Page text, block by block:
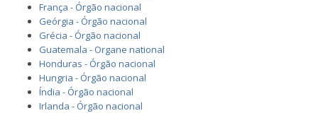
França - Órgão nacional
Geórgia - Órgão nacional
Grécia - Órgão nacional
Guatemala - Organe national
Honduras - Órgão nacional
Hungria - Órgão nacional
Índia - Órgão nacional
Irlanda - Órgão nacional